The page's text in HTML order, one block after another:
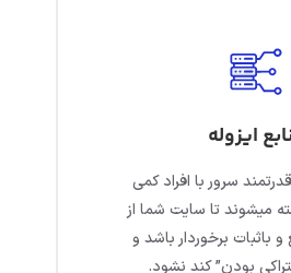
ایزوله
سرور با افراد کمی
میشوند تا سایت شما از
باثبات برخوردار باشد و
بودن” کند نشود.